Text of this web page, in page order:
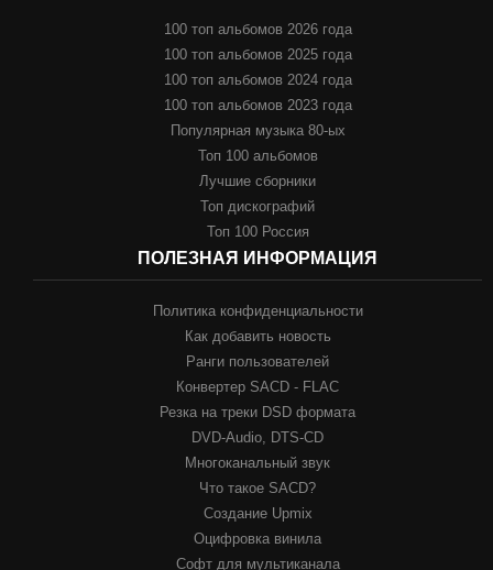
100 топ альбомов 2026 года
100 топ альбомов 2025 года
100 топ альбомов 2024 года
100 топ альбомов 2023 года
Популярная музыка 80-ых
Топ 100 альбомов
Лучшие сборники
Топ дискографий
Топ 100 Россия
ПОЛЕЗНАЯ ИНФОРМАЦИЯ
Политика конфиденциальности
Как добавить новость
Ранги пользователей
Конвертер SACD - FLAC
Резка на треки DSD формата
DVD-Audio, DTS-CD
Многоканальный звук
Что такое SACD?
Создание Upmix
Оцифровка винила
Софт для мультиканала